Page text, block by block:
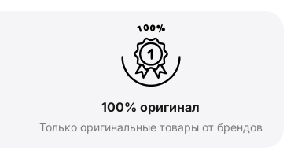
100% оригинал
Только оригинальные товары от брендов